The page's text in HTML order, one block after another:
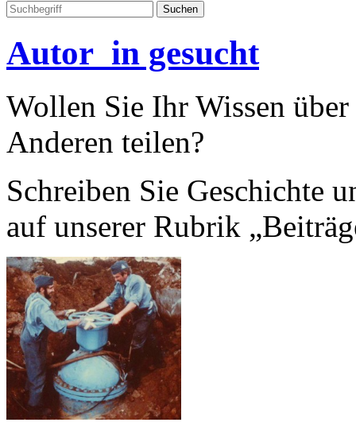
Autor_in gesucht
Wollen Sie Ihr Wissen
Anderen teilen?
Schreiben Sie Geschichte
auf unserer Rubrik